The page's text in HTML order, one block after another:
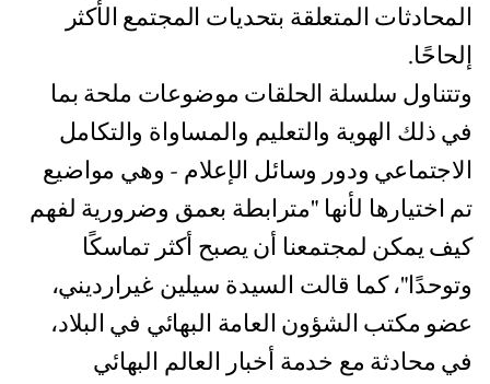
المحادثات المتعلقة بتحديات المجتمع الأكثر
إلحاحًا.
وتتناول سلسلة الحلقات موضوعات ملحة بما
في ذلك الهوية والتعليم والمساواة والتكامل
الاجتماعي ودور وسائل الإعلام - وهي مواضيع
تم اختيارها لأنها "مترابطة بعمق وضرورية لفهم
كيف يمكن لمجتمعنا أن يصبح أكثر تماسكًا
وتوحدًا"، كما قالت السيدة سيلين غيرارديني،
عضو مكتب الشؤون العامة البهائي في البلاد،
في محادثة مع خدمة أخبار العالم البهائي